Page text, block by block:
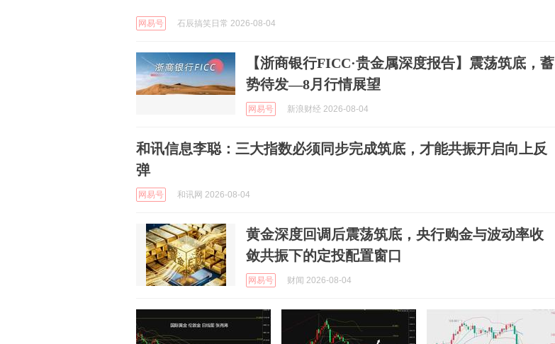
网易号 石辰搞笑日常 2026-08-04
【浙商银行FICC·贵金属深度报告】震荡筑底，蓄
势待发—8月行情展望
网易号 新浪财经 2026-08-04
和讯信息李聪：三大指数必须同步完成筑底，才能共振开启向上反
弹
网易号 和讯网 2026-08-04
黄金深度回调后震荡筑底，央行购金与波动率收
敛共振下的定投配置窗口
网易号 财闻 2026-08-04